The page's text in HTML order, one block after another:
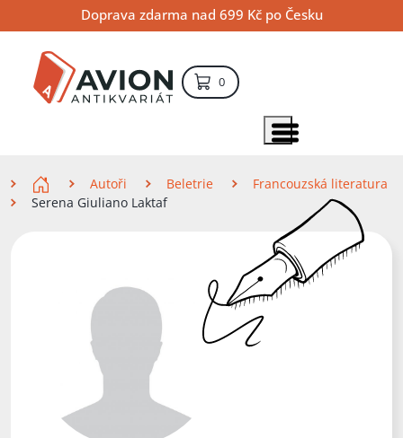
na
obsah
na
navigaci
na
vyhledávání
Doprava zdarma nad 699 Kč po Česku
0položek – košík
Zobrazit položky menu
Autoři Beletrie
Francouzská literatura
Serena Giuliano Laktaf